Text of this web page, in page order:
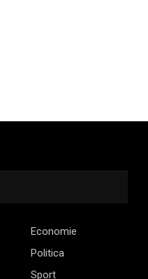
Economie
Politica
Sport